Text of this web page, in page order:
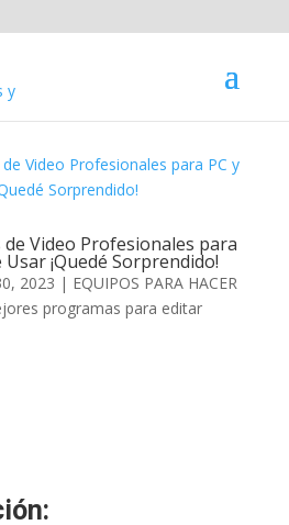
Video Profesionales para
Usar ¡Quedé Sorprendido!
2023 | EQUIPOS PARA HACER
programas para editar